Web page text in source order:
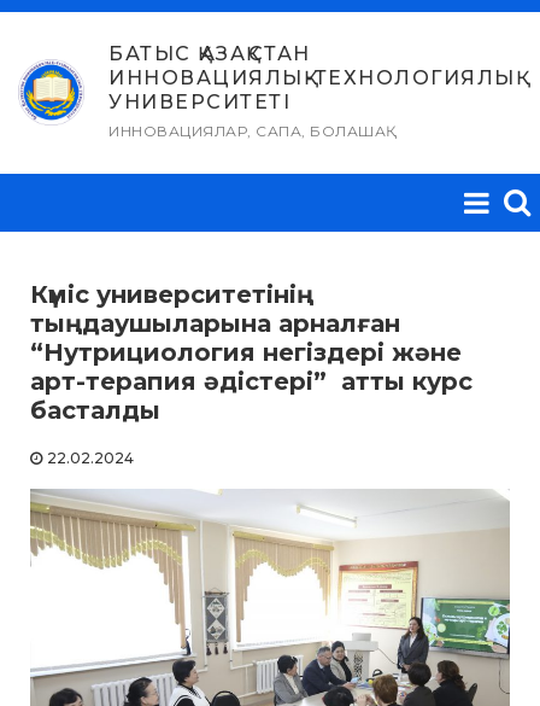
Skip
content
БАТЫС ҚАЗАҚСТАН
ИННОВАЦИЯЛЫҚ-ТЕХНОЛОГИЯЛЫҚ
УНИВЕРСИТЕТІ
ИННОВАЦИЯЛАР, САПА, БОЛАШАҚ
Күміс университетінің
тыңдаушыларына арналған
“Нутрициология негіздері және
арт-терапия әдістері” атты курс
басталды
22.02.2024